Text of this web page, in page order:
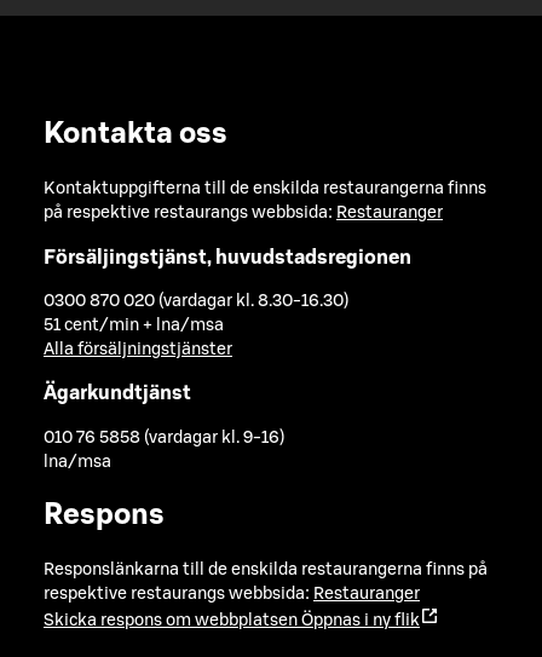
Kontakta oss
Kontaktuppgifterna till de enskilda restaurangerna finns
på respektive restaurangs webbsida: Restauranger
Försäljingstjänst, huvudstadsregionen
0300 870 020 (vardagar kl. 8.30-16.30)
51 cent/min + lna/msa
Alla försäljningstjänster
Ägarkundtjänst
010 76 5858 (vardagar kl. 9-16)
lna/msa
Respons
Responslänkarna till de enskilda restaurangerna finns på
respektive restaurangs webbsida: Restauranger
Skicka respons om webbplatsen Öppnas i ny flik